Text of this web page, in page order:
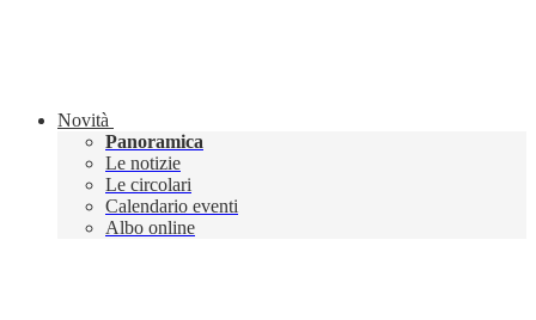
Novità
Panoramica
Le notizie
Le circolari
Calendario eventi
Albo online